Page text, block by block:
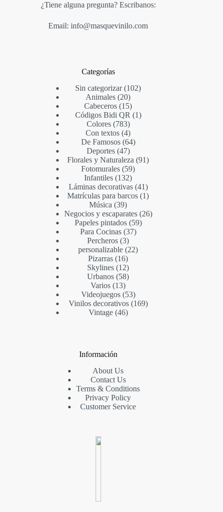
¿Tiene alguna pregunta? Escribanos:
Email: info@masquevinilo.com
Categorías
Sin categorizar 102
Animales 20
Cabeceros 15
Códigos Bidi QR
1
Colores 783
Con textos 4
De Famosos 64
Deportes 47
Florales y Naturaleza 91
Fotomurales 59
Infantiles 132
Láminas decorativas 41
Matrículas para barcos 1
Música 39
Negocios y escaparates 26
Papeles pintados 59
Para Cocinas 37
Percheros 3
personalizable 22
Pizarras 16
Skylines 12
Urbanos 58
Varios 13
Videojuegos 53
Vinilos decorativos 169
Vintage 46
Información
About Us
Contact Us
Terms & Conditions
Privacy Policy
Customer Service